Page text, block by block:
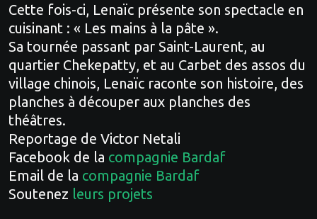
Cette fois-ci, Lenaïc présente son spectacle en
cuisinant : « Les mains à la pâte ».
Sa tournée passant par Saint-Laurent, au
quartier Chekepatty, et au Carbet des assos du
village chinois, Lenaïc raconte son histoire, des
planches à découper aux planches des
théâtres.
Reportage de Victor Netali
Facebook de la compagnie Bardaf
Email de la compagnie Bardaf
Soutenez leurs projets